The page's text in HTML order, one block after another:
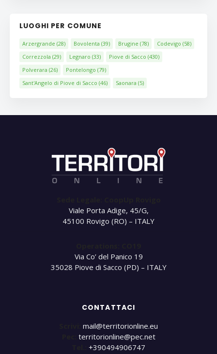
LUOGHI PER COMUNE
Arzergrande (28) Bovolenta (39) Brugine (78) Codevigo (58)
Correzzola (29) Legnaro (33) Piove di Sacco (430)
Polverara (26) Pontelongo (79)
Sant'Angelo di Piove di Sacco (46) Saonara (5)
Viale Porta Adige, 45/G,
45100 Rovigo (RO) – ITALY
Via Co’ del Panico 19
35028 Piove di Sacco (PD) – ITALY
CONTATTACI
mail@territorionline.eu
territorionline@pec.net
+390494906747